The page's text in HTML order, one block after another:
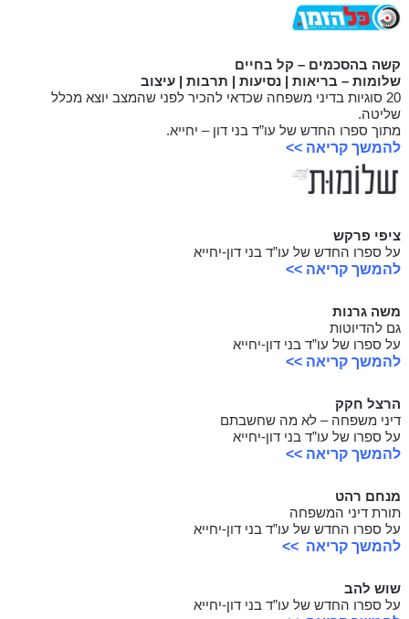
קשה בהסכמים – קל בחיים
שלומות – בריאות | נסיעות | תרבות | עיצוב
20 סוגיות בדיני משפחה שכדאי להכיר לפני שהמצב יוצא מכלל
שליטה.
מתוך ספרו החדש של עו”ד בני דון – יחייא.
להמשך קריאה >>
ציפי פרקש
על ספרו החדש של עו”ד בני דון-יחייא
להמשך קריאה >>
משה גרנות
גם להדיוטות
על ספרו של עו”ד בני דון-יחייא
להמשך קריאה >>
הרצל חקק
דיני משפחה – לא מה שחשבתם
על ספרו של עו”ד בני דון-יחייא
להמשך קריאה >>
מנחם רהט
תורת דיני המשפחה
על ספרו החדש של עו”ד בני דון-יחייא
להמשך קריאה >>
שוש להב
על ספרו החדש של עו”ד בני דון-יחייא